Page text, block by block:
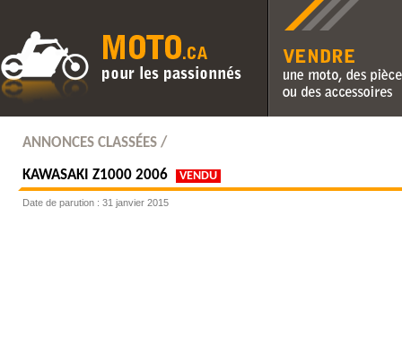
Vendre une moto, des
des accessoires
ANNONCES CLASSÉES /
KAWASAKI Z1000 2006 VENDU
Date de parution : 31 janvier 2015